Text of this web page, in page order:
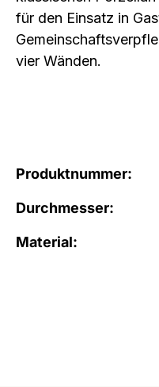
für den Einsatz in
vier Wänden.
Produktnummer:
Durchmesser:
Material: